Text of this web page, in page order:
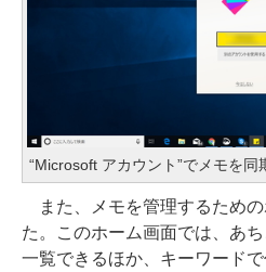
“Microsoft アカウント”でメモを同
また、メモを管理するため
た。このホーム画面では、あ
一覧できるほか、キーワード